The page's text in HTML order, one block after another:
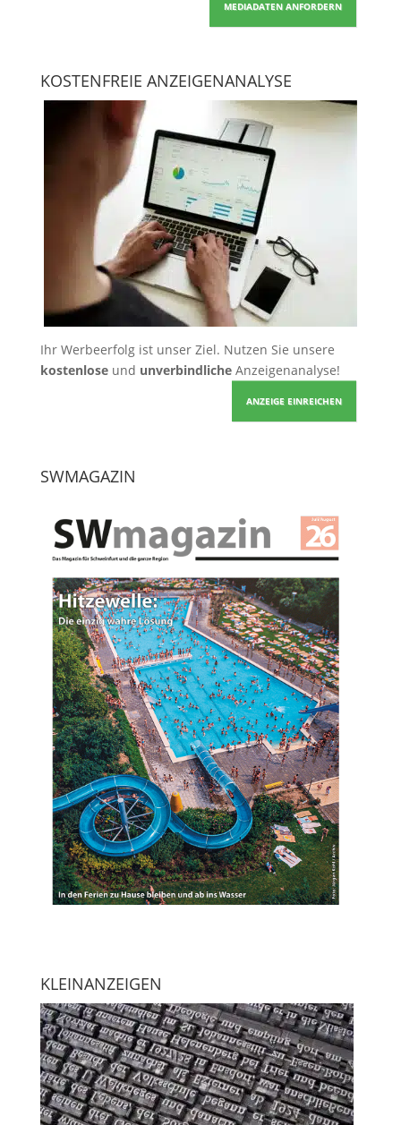
MEDIADATEN ANFORDERN
KOSTENFREIE ANZEIGENANALYSE
Ihr Werbeerfolg ist unser Ziel. Nutzen Sie unsere
kostenloseund unverbindlicheAnzeigenanalyse!
ANZEIGE EINREICHEN
SWMAGAZIN
KLEINANZEIGEN